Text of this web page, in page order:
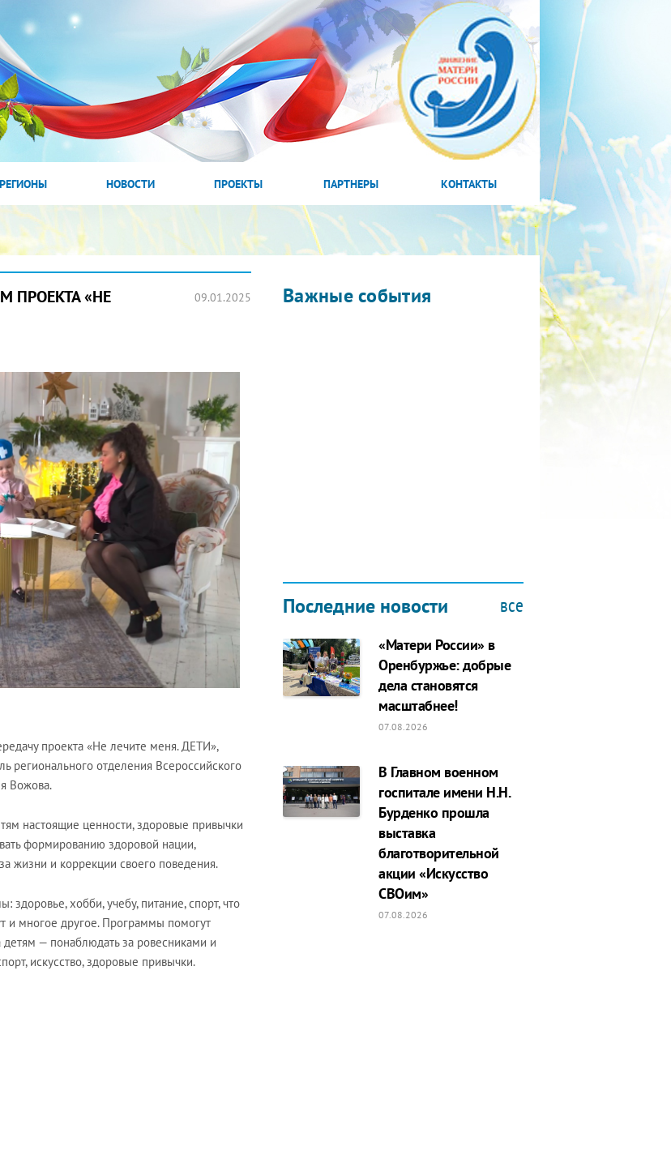
РЕГИОНЫ НОВОСТИ ПРОЕКТЫ ПАРТНЕРЫ КОНТАКТЫ
ПРОЕКТА «НЕ
09.01.2025
проекта «Не лечите меня. ДЕТИ»,
регионального отделения Всероссийского
Вожова.
настоящие ценности, здоровые привычки
формированию здоровой нации,
жизни и коррекции своего поведения.
хобби, учебу, питание, спорт, что
и многое другое. Программы помогут
— понаблюдать за ровесниками и
искусство, здоровые привычки.
Важные события
Последние новости все
«Матери России» в
Оренбуржье: добрые
дела становятся
масштабнее!
07.08.2026
В Главном военном
госпитале имени Н.Н.
Бурденко прошла
выставка
благотворительной
акции «Искусство
СВОим»
07.08.2026